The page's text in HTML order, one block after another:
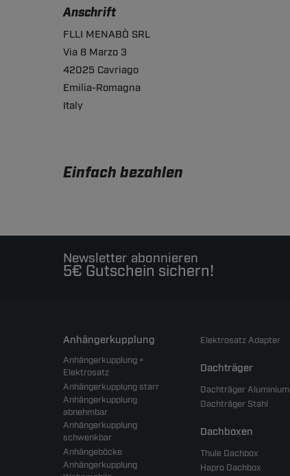
Anschrift
FLLI MENABÒ SRL
Via 8 Marzo 3
42025 Cavriago
Emilia-Romagna
Italy
Einfach bezahlen
Newsletter abonnieren
5€ Gutschein sichern!
Anhängerkupplung
Anhängerkupplung +
Elektrosatz
Anhängerkupplung starr
Anhängerkupplung
abnehmbar
Anhängerkupplung
schwenkbar
Anhängeböcke
Anhängerkupplung
Elektrosatz Adapter
Dachträger
Dachträger Aluminium
Dachträger Stahl
Dachboxen
Thule Dachbox
Hapro Dachbox